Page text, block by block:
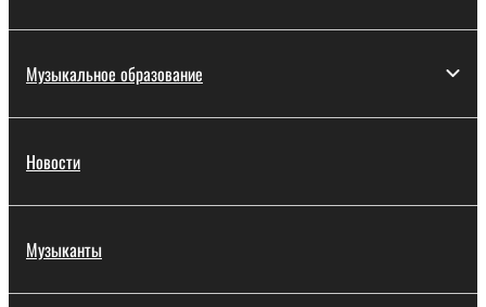
Музыкальное образование
Новости
Музыканты